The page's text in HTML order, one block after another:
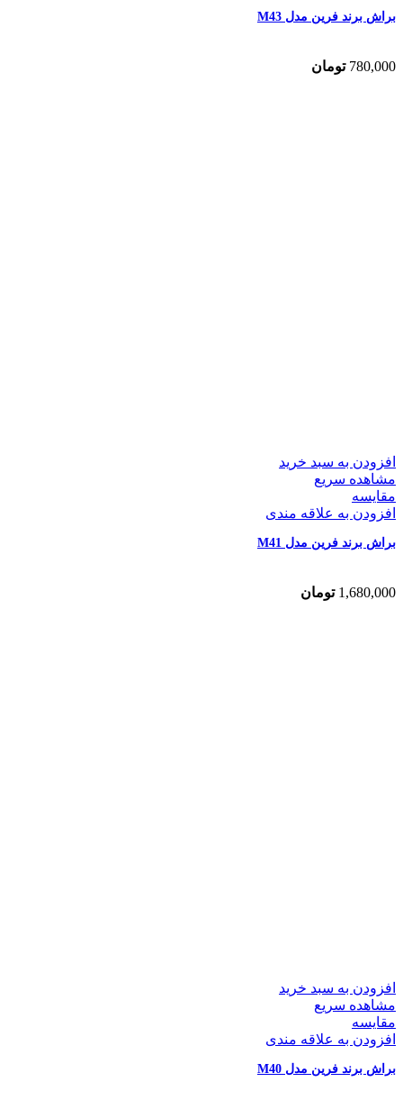
براش برند فرین مدل M43
780,000 تومان
افزودن به سبد خرید
مشاهده سریع
مقایسه
افزودن به علاقه مندی
براش برند فرین مدل M41
1,680,000 تومان
افزودن به سبد خرید
مشاهده سریع
مقایسه
افزودن به علاقه مندی
براش برند فرین مدل M40